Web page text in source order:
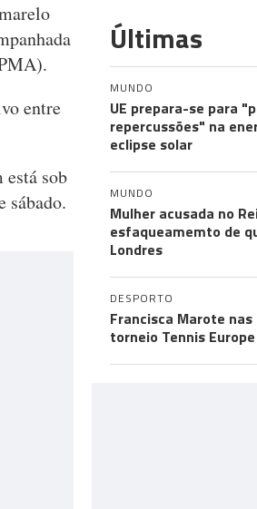
entre
sob
sábado.
Últimas
MUNDO
UE prepara-se para
repercussões" na
eclipse solar
MUNDO
Mulher acusada no
esfaqueamemto de
Londres
DESPORTO
Francisca Marote
torneio Tennis